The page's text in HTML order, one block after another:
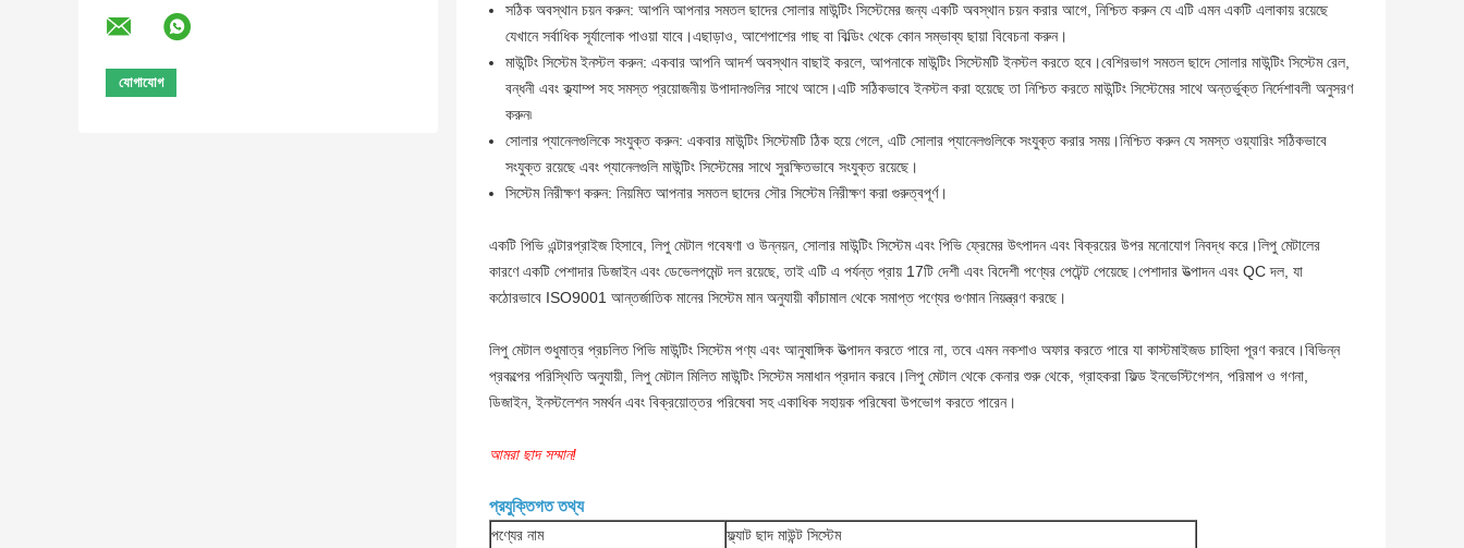
সঠিক অবস্থান চয়ন করুন: আপনি আপনার সমতল ছাদের সোলার মাউন্টিং সিস্টেমের জন্য একটি অবস্থান চয়ন করার আগে, নিশ্চিত করুন যে এটি এমন একটি এলাকায় রয়েছে
যেখানে সর্বাধিক সূর্যালোক পাওয়া যাবে।এছাড়াও, আশেপাশের গাছ বা বিল্ডিং থেকে কোন সম্ভাব্য ছায়া বিবেচনা করুন।
মাউন্টিং সিস্টেম ইনস্টল করুন: একবার আপনি আদর্শ অবস্থান বাছাই করলে, আপনাকে মাউন্টিং সিস্টেমটি ইনস্টল করতে হবে।বেশিরভাগ সমতল ছাদে সোলার মাউন্টিং সিস্টেম রেল,
বন্ধনী এবং ক্ল্যাম্প সহ সমস্ত প্রয়োজনীয় উপাদানগুলির সাথে আসে।এটি সঠিকভাবে ইনস্টল করা হয়েছে তা নিশ্চিত করতে মাউন্টিং সিস্টেমের সাথে অন্তর্ভুক্ত নির্দেশাবলী অনুসরণ
করুন৷
সোলার প্যানেলগুলিকে সংযুক্ত করুন: একবার মাউন্টিং সিস্টেমটি ঠিক হয়ে গেলে, এটি সোলার প্যানেলগুলিকে সংযুক্ত করার সময়।নিশ্চিত করুন যে সমস্ত ওয়্যারিং সঠিকভাবে
সংযুক্ত রয়েছে এবং প্যানেলগুলি মাউন্টিং সিস্টেমের সাথে সুরক্ষিতভাবে সংযুক্ত রয়েছে।
সিস্টেম নিরীক্ষণ করুন: নিয়মিত আপনার সমতল ছাদের সৌর সিস্টেম নিরীক্ষণ করা গুরুত্বপূর্ণ।
একটি পিভি এন্টারপ্রাইজ হিসাবে, লিপু মেটাল গবেষণা ও উন্নয়ন, সোলার মাউন্টিং সিস্টেম এবং পিভি ফ্রেমের উৎপাদন এবং বিক্রয়ের উপর মনোযোগ নিবদ্ধ করে।লিপু মেটালের
কারণে একটি পেশাদার ডিজাইন এবং ডেভেলপমেন্ট দল রয়েছে, তাই এটি এ পর্যন্ত প্রায় 17টি দেশী এবং বিদেশী পণ্যের পেটেন্ট পেয়েছে।পেশাদার উত্পাদন এবং QC দল, যা
কঠোরভাবে ISO9001 আন্তর্জাতিক মানের সিস্টেম মান অনুযায়ী কাঁচামাল থেকে সমাপ্ত পণ্যের গুণমান নিয়ন্ত্রণ করছে।
লিপু মেটাল শুধুমাত্র প্রচলিত পিভি মাউন্টিং সিস্টেম পণ্য এবং আনুষাঙ্গিক উত্পাদন করতে পারে না, তবে এমন নকশাও অফার করতে পারে যা কাস্টমাইজড চাহিদা পূরণ করবে।বিভিন্ন
প্রকল্পের পরিস্থিতি অনুযায়ী, লিপু মেটাল মিলিত মাউন্টিং সিস্টেম সমাধান প্রদান করবে।লিপু মেটাল থেকে কেনার শুরু থেকে, গ্রাহকরা ফিল্ড ইনভেস্টিগেশন, পরিমাপ ও গণনা,
ডিজাইন, ইনস্টলেশন সমর্থন এবং বিক্রয়োত্তর পরিষেবা সহ একাধিক সহায়ক পরিষেবা উপভোগ করতে পারেন।
আমরা ছাদ সম্মান!
প্রযুক্তিগত তথ্য
পণ্যের নাম
ফ্ল্যাট ছাদ মাউন্ট সিস্টেম